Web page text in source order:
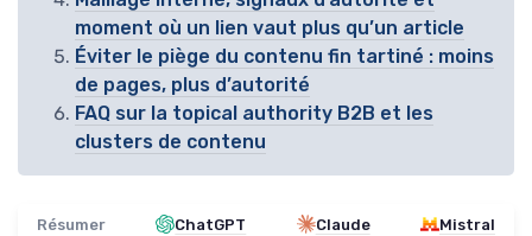
moment où un lien vaut plus qu’un article
Éviter le piège du contenu fin tartiné : moins
de pages, plus d’autorité
FAQ sur la topical authority B2B et les
clusters de contenu
Résumer ChatGPT Claude Mistral